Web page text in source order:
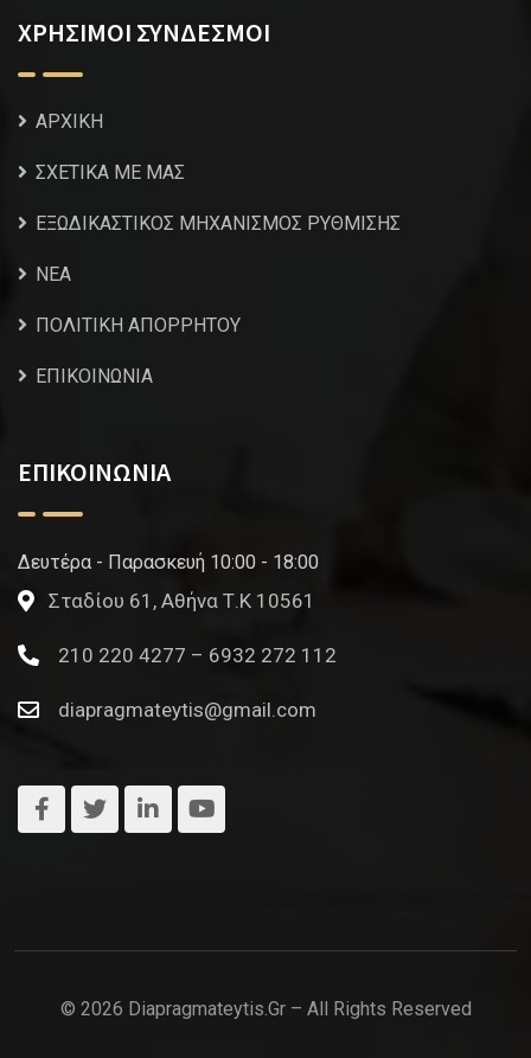
ΧΡΗΣΙΜΟΙ ΣΥΝΔΕΣΜΟΙ
ΑΡΧΙΚΗ
ΣΧΕΤΙΚΑ ΜΕ ΜΑΣ
ΕΞΩΔΙΚΑΣΤΙΚΟΣ ΜΗΧΑΝΙΣΜΟΣ ΡΥΘΜΙΣΗΣ
NEA
ΠΟΛΙΤΙΚΗ ΑΠΟΡΡΗΤΟΥ
ΕΠΙΚΟΙΝΩΝΙΑ
ΕΠΙΚΟΙΝΩΝΙΑ
Δευτέρα - Παρασκευή 10:00 - 18:00
Σταδίου 61, Αθήνα Τ.Κ 10561
210 220 4277 – 6932 272 112
diapragmateytis@gmail.com
© 2026 Diapragmateytis.gr – All Rights Reserved